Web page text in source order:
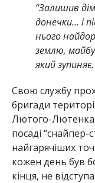
“Залишив
донечки… і
нього
землю,
який
Свою службу
бригади
Лютого-Лютенка,
посаді
найгарячіших
кожен день був
кінця, не